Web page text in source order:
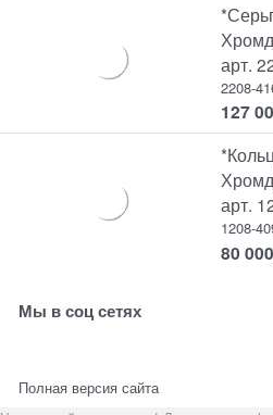
арт.
2208-
127
арт.
1208-
80 000
Мы в соц сетях
Полная версия сайта